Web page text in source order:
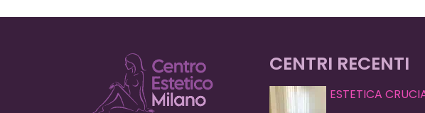
CENTRI RECENTI
ESTETICA